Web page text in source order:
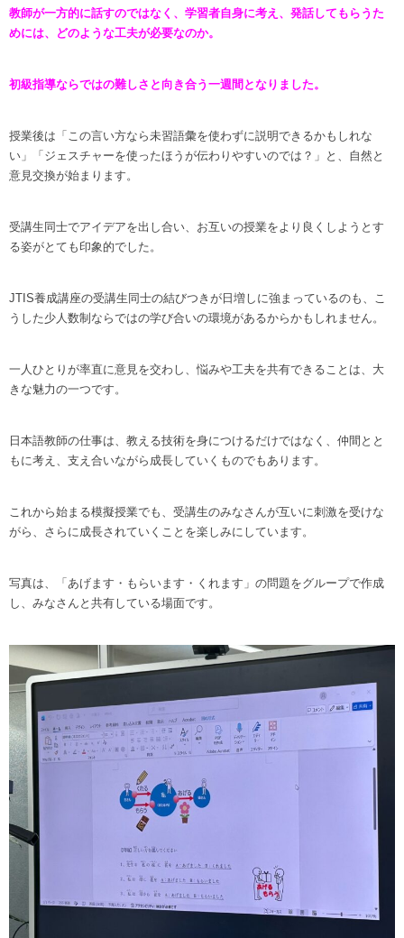
教師が一方的に話すのではなく、学習者自身に考え、発話してもらうた
めには、どのような工夫が必要なのか。
初級指導ならではの難しさと向き合う一週間となりました。
授業後は「この言い方なら未習語彙を使わずに説明できるかもしれな
い」「ジェスチャーを使ったほうが伝わりやすいのでは？」と、自然と
意見交換が始まります。
受講生同士でアイデアを出し合い、お互いの授業をより良くしようとす
る姿がとても印象的でした。
JTIS養成講座の受講生同士の結びつきが日増しに強まっているのも、こ
うした少人数制ならではの学び合いの環境があるからかもしれません。
一人ひとりが率直に意見を交わし、悩みや工夫を共有できることは、大
きな魅力の一つです。
日本語教師の仕事は、教える技術を身につけるだけではなく、仲間とと
もに考え、支え合いながら成長していくものでもあります。
これから始まる模擬授業でも、受講生のみなさんが互いに刺激を受けな
がら、さらに成長されていくことを楽しみにしています。
写真は、「あげます・もらいます・くれます」の問題をグループで作成
し、みなさんと共有している場面です。